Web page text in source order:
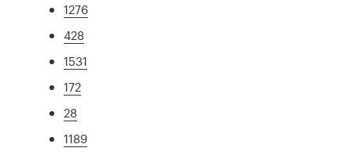
1276
428
1531
172
28
1189